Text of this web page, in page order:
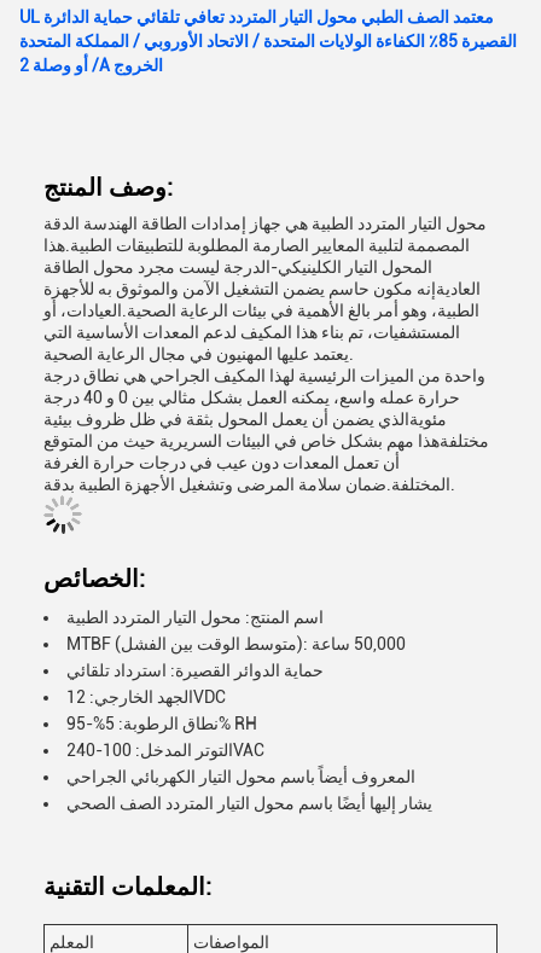
UL معتمد الصف الطبي محول التيار المتردد تعافي تلقائي حماية الدائرة
القصيرة 85٪ الكفاءة الولايات المتحدة / الاتحاد الأوروبي / المملكة المتحدة
/ أو وصلة 2A الخروج
وصف المنتج:
محول التيار المتردد الطبية هي جهاز إمدادات الطاقة الهندسة الدقة
المصممة لتلبية المعايير الصارمة المطلوبة للتطبيقات الطبية.هذا
المحول التيار الكلينيكي-الدرجة ليست مجرد محول الطاقة
العاديةإنه مكون حاسم يضمن التشغيل الآمن والموثوق به للأجهزة
الطبية، وهو أمر بالغ الأهمية في بيئات الرعاية الصحية.العيادات، أو
المستشفيات، تم بناء هذا المكيف لدعم المعدات الأساسية التي
واحدة من الميزات الرئيسية لهذا المكيف الجراحي هي نطاق درجة
حرارة عمله واسع، يمكنه العمل بشكل مثالي بين 0 و 40 درجة
مئويةالذي يضمن أن يعمل المحول بثقة في ظل ظروف بيئية
مختلفةهذا مهم بشكل خاص في البيئات السريرية حيث من المتوقع
أن تعمل المعدات دون عيب في درجات حرارة الغرفة
الخصائص:
اسم المنتج: محول التيار المتردد الطبية
MTBF (متوسط الوقت بين الفشل): 50,000 ساعة
حماية الدوائر القصيرة: استرداد تلقائي
الجهد الخارجي: 12VDC
نطاق الرطوبة: 5%-95% RH
التوتر المدخل: 100-240VAC
المعروف أيضاً باسم محول التيار الكهربائي الجراحي
يشار إليها أيضًا باسم محول التيار المتردد الصف الصحي
المعلمات التقنية:
المعلم
المواصفات